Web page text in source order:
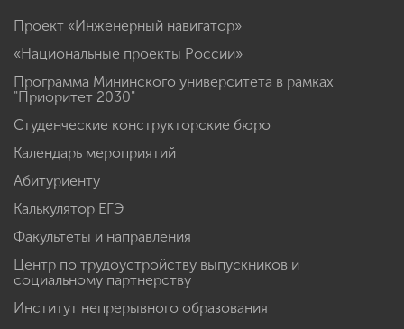
Проект «Инженерный навигатор»
«Национальные проекты России»
Программа Мининского университета в рамках
"Приоритет 2030"
Студенческие конструкторские бюро
Календарь мероприятий
Абитуриенту
Калькулятор ЕГЭ
Факультеты и направления
Центр по трудоустройству выпускников и
социальному партнерству
Институт непрерывного образования